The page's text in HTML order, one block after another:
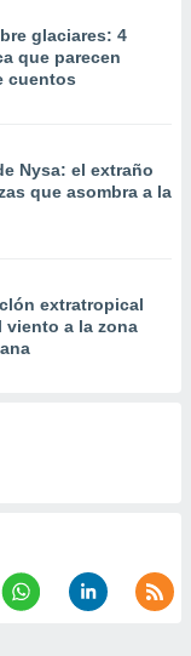
glaciares: 4
que parecen
cuentos
Nysa: el extraño
que asombra a la
extratropical
viento a la zona